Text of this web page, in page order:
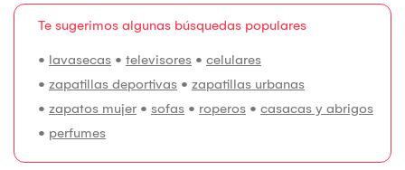
Te sugerimos algunas búsquedas populares
• lavasecas • televisores • celulares
• zapatillas deportivas • zapatillas urbanas
• zapatos mujer • sofas • roperos • casacas y abrigos
• perfumes